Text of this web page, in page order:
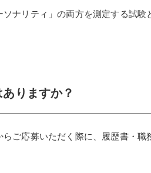
ソナリティ」の両方を測定する試
りますか？
ご応募いただく際に、履歴書・職